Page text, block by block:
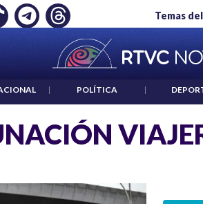
Temas
EMPLEO: JP MORGAN "HABLAR
| POLÍTICA |